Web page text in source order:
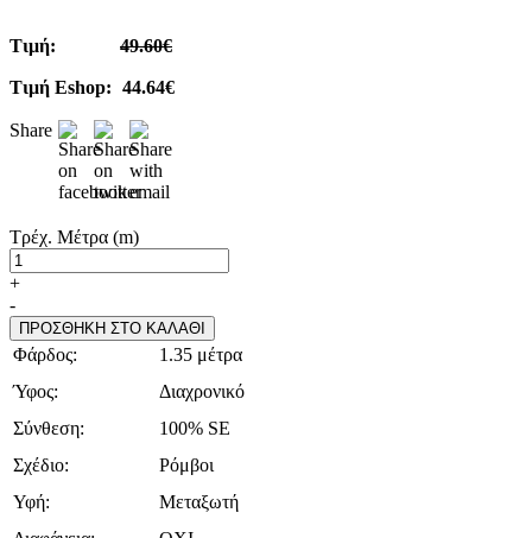
Τιμή: 49.60€
Τιμή Eshop: 44.64€
Share
Τρέχ. Μέτρα (m)
+
-
ΠΡΟΣΘΗΚΗ ΣΤΟ ΚΑΛΑΘΙ
Φάρδος:
1.35 μέτρα
Ύφος:
Διαχρονικό
Σύνθεση:
100% SE
Σχέδιο:
Ρόμβοι
Υφή:
Μεταξωτή